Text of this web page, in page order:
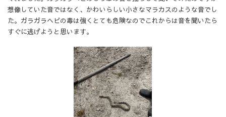
想像していた音ではなく、かわいらしい小さなマラカスのような音でし
た。ガラガラヘビの毒は強くとても危険なのでこれからは音を聞いたら
すぐに逃げようと思います。